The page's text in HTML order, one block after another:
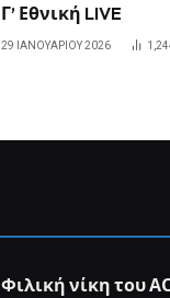
Γ’ Εθνική LIVE
29 ΙΑΝΟΥΑΡΊΟΥ 2026
Φιλική νίκη του